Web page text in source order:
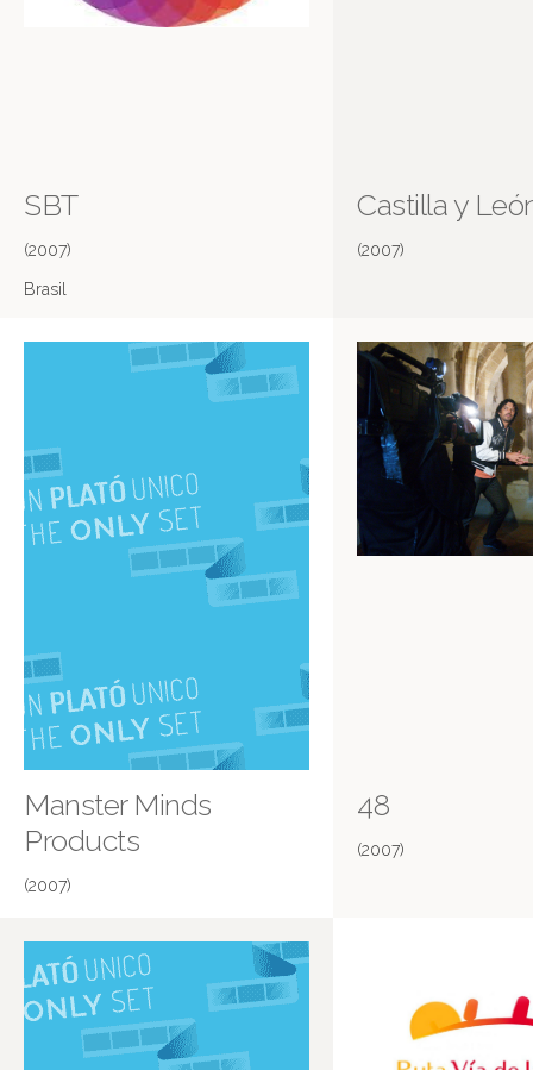
SBT
(2007)
Brasil
Castilla y
(2007)
Manster Minds
Products
(2007)
48
(2007)